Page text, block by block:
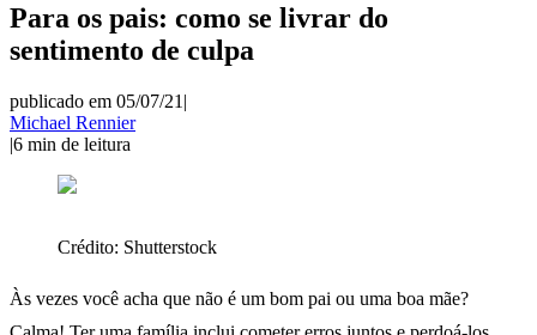
Para os pais: como se livrar do
sentimento de culpa
publicado em 05/07/21 |
Michael Rennier
|6 min de leitura
Crédito: Shutterstock
Às vezes você acha que não é um bom pai ou uma boa mãe?